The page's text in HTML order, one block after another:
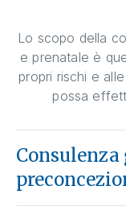
Lo scopo della
e prenatale è
propri rischi e
possa